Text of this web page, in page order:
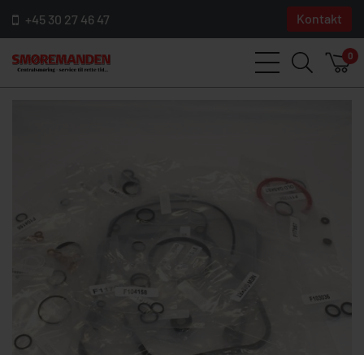
+45 30 27 46 47 Kontakt
0